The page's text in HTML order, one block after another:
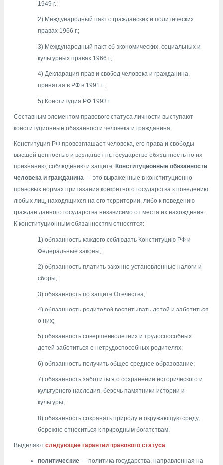
1949 г.;
2) Международный пакт о гражданских и политических
правах 1966 г.;
3) Международный пакт об экономических, социальных и
культурных правах 1966 г.;
4) Декларация прав и свобод человека и гражданина,
принятая в РФ в 1991 г.;
5) Конституция РФ 1993 г.
Составным элементом правового статуса личности выступают
конституционные обязанности человека и гражданина.
Конституция РФ провозглашает человека, его права и свободы
высшей ценностью и возлагает на государство обязанность по их
признанию, соблюдению и защите. Конституционные обязанности
человека и гражданина — это выраженные в конституционно-
правовых нормах притязания конкретного государства к поведению
любых лиц, находящихся на его территории, либо к поведению
граждан данного государства независимо от места их нахождения.
К конституционным обязанностям относятся:
1) обязанность каждого соблюдать Конституцию РФ и
Федеральные законы;
2) обязанность платить законно установленные налоги и
сборы;
3) обязанность по защите Отечества;
4) обязанность родителей воспитывать детей и заботиться
о них;
5) обязанность совершеннолетних и трудоспособных
детей заботиться о нетрудоспособных родителях;
6) обязанность получить общее среднее образование;
7) обязанность заботиться о сохранении исторического и
культурного наследия, беречь памятники истории и
культуры;
8) обязанность сохранять природу и окружающую среду,
бережно относиться к природным богатствам.
Выделяют следующие гарантии правового статуса:
политические — политика государства, направленная на